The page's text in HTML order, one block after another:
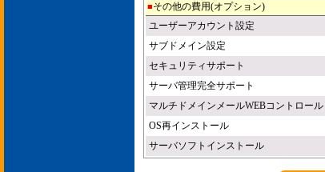
■その他の費用(オプション)
ユーザーアカウント設定
サブドメイン設定
セキュリティサポート
サーバ管理完全サポート
マルチドメインメールWEBコントロール
OS再インストール
サーバソフトインストール